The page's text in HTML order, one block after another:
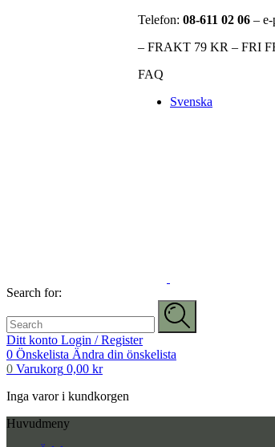
Telefon: 08-611 02 06 –
– FRAKT 79 KR – FRI
FAQ
Svenska
Search for:
Ditt konto Login / Register
0 Önskelista Ändra din önskelista
0 Varukorg 0,00 kr
Inga varor i kundkorgen
Huvudmeny